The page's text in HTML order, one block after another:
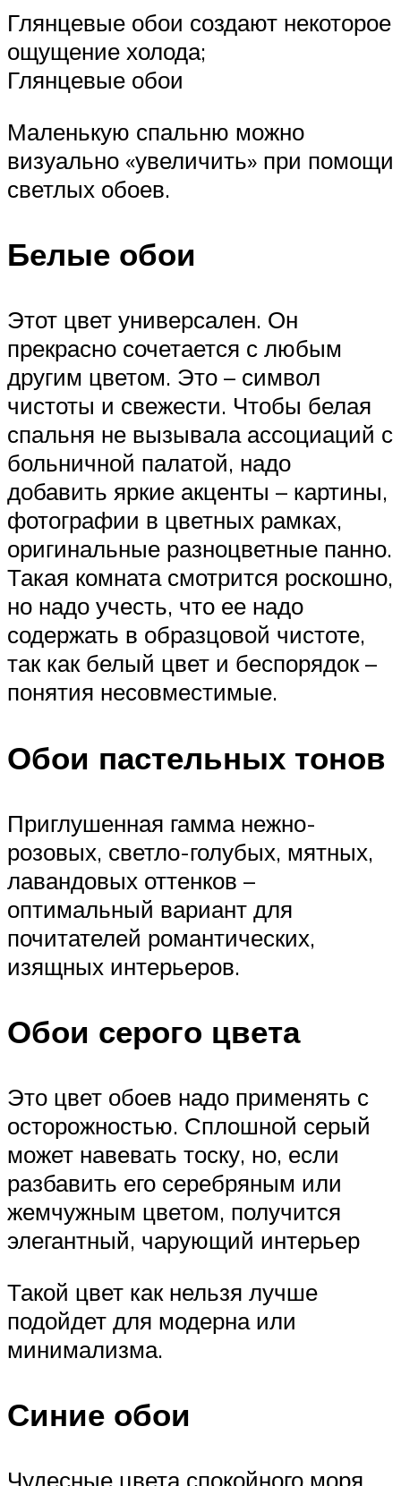
Глянцевые обои создают некоторое
ощущение холода;
Глянцевые обои
Маленькую спальню можно
визуально «увеличить» при помощи
светлых обоев.
Белые обои
Этот цвет универсален. Он
прекрасно сочетается с любым
другим цветом. Это – символ
чистоты и свежести. Чтобы белая
спальня не вызывала ассоциаций с
больничной палатой, надо
добавить яркие акценты – картины,
фотографии в цветных рамках,
оригинальные разноцветные панно.
Такая комната смотрится роскошно,
но надо учесть, что ее надо
содержать в образцовой чистоте,
так как белый цвет и беспорядок –
понятия несовместимые.
Обои пастельных тонов
Приглушенная гамма нежно-
розовых, светло-голубых, мятных,
лавандовых оттенков –
оптимальный вариант для
почитателей романтических,
изящных интерьеров.
Обои серого цвета
Это цвет обоев надо применять с
осторожностью. Сплошной серый
может навевать тоску, но, если
разбавить его серебряным или
жемчужным цветом, получится
элегантный, чарующий интерьер
Такой цвет как нельзя лучше
подойдет для модерна или
минимализма.
Синие обои
Чудесные цвета спокойного моря